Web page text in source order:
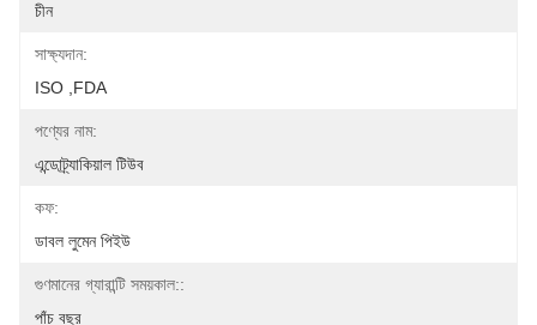
চীন
সাক্ষ্যদান:
ISO ,FDA
পণ্যের নাম:
এন্ডোট্র্যাকিয়াল টিউব
কফ:
ডাবল লুমেন পিইউ
গুণমানের গ্যারান্টি সময়কাল::
পাঁচ বছর